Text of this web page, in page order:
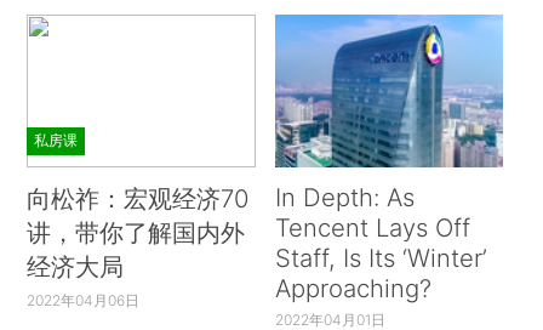
私房课
向松祚：宏观经济70
讲，带你了解国内外
经济大局
2022年04月06日
In Depth: As
Tencent Lays Off
Staff, Is Its ‘Winter’
Approaching?
2022年04月01日